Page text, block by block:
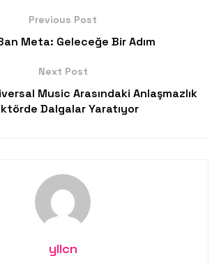
Previous Post
Meta: Geleceğe Bir Adım
Next Post
Music Arasındaki Anlaşmazlık
Dalgalar Yaratıyor
yllcn